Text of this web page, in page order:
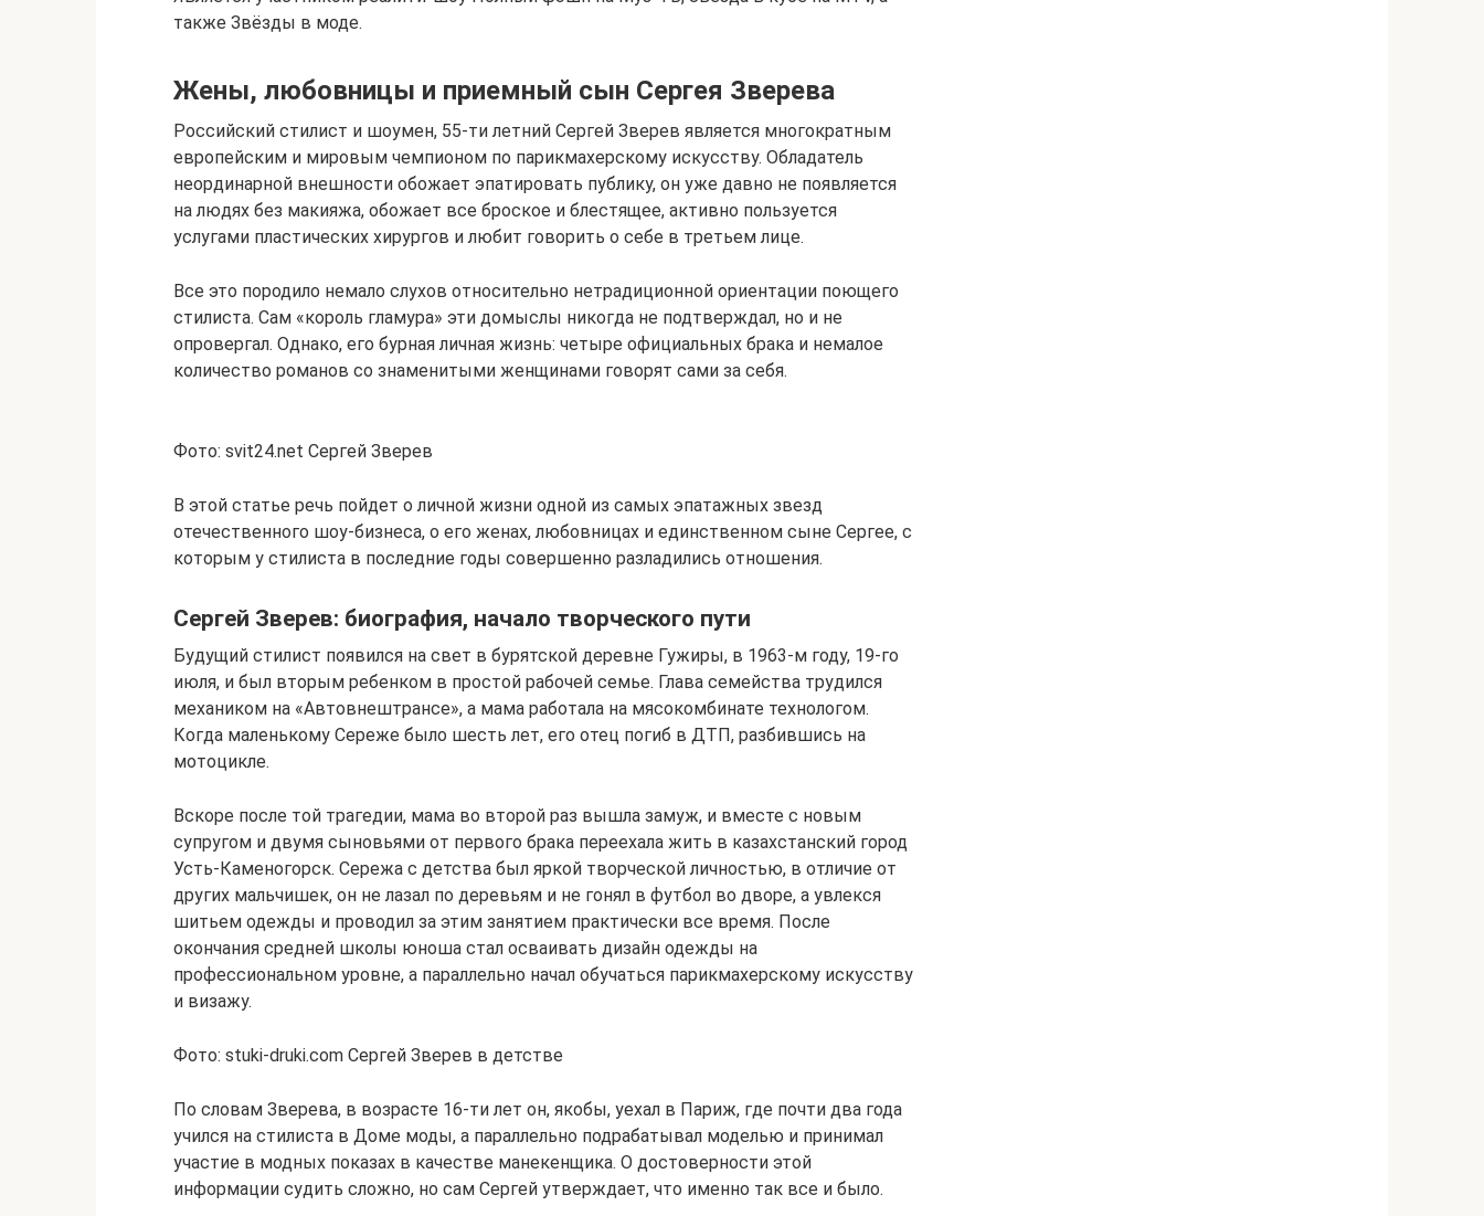
также Звёзды в моде.
Жены, любовницы и приемный сын Сергея Зверева
Российский стилист и шоумен, 55-ти летний Сергей Зверев является многократным
европейским и мировым чемпионом по парикмахерскому искусству. Обладатель
неординарной внешности обожает эпатировать публику, он уже давно не появляется
на людях без макияжа, обожает все броское и блестящее, активно пользуется
услугами пластических хирургов и любит говорить о себе в третьем лице.
Все это породило немало слухов относительно нетрадиционной ориентации поющего
стилиста. Сам «король гламура» эти домыслы никогда не подтверждал, но и не
опровергал. Однако, его бурная личная жизнь: четыре официальных брака и немалое
количество романов со знаменитыми женщинами говорят сами за себя.
Фото: svit24.net Сергей Зверев
В этой статье речь пойдет о личной жизни одной из самых эпатажных звезд
отечественного шоу-бизнеса, о его женах, любовницах и единственном сыне Сергее, с
которым у стилиста в последние годы совершенно разладились отношения.
Сергей Зверев: биография, начало творческого пути
Будущий стилист появился на свет в бурятской деревне Гужиры, в 1963-м году, 19-го
июля, и был вторым ребенком в простой рабочей семье. Глава семейства трудился
механиком на «Автовнештрансе», а мама работала на мясокомбинате технологом.
Когда маленькому Сереже было шесть лет, его отец погиб в ДТП, разбившись на
мотоцикле.
Вскоре после той трагедии, мама во второй раз вышла замуж, и вместе с новым
супругом и двумя сыновьями от первого брака переехала жить в казахстанский город
Усть-Каменогорск. Сережа с детства был яркой творческой личностью, в отличие от
других мальчишек, он не лазал по деревьям и не гонял в футбол во дворе, а увлекся
шитьем одежды и проводил за этим занятием практически все время. После
окончания средней школы юноша стал осваивать дизайн одежды на
профессиональном уровне, а параллельно начал обучаться парикмахерскому искусству
и визажу.
Фото: stuki-druki.com Сергей Зверев в детстве
По словам Зверева, в возрасте 16-ти лет он, якобы, уехал в Париж, где почти два года
учился на стилиста в Доме моды, а параллельно подрабатывал моделью и принимал
участие в модных показах в качестве манекенщика. О достоверности этой
информации судить сложно, но сам Сергей утверждает, что именно так все и было.